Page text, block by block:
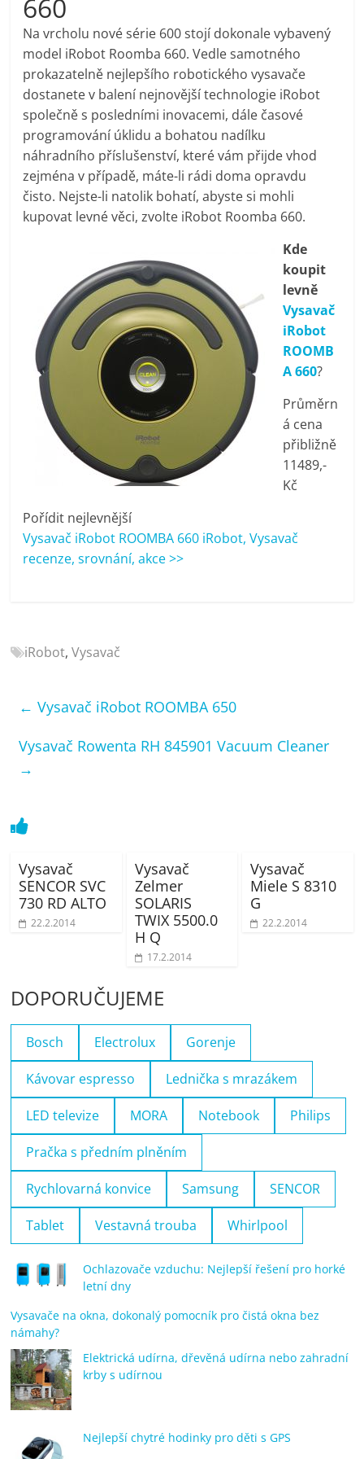
pračky,
televize,
notebooky,
mobilní
telefony,
kávovary,
bazény
Nejlepší
elektronika
porovnání
Elektro
recenze,
mobilní
telefony,
kávovary,
660
Na vrcholu nové série 600 stojí dokonale vybavený
model iRobot Roomba 660. Vedle samotného
prokazatelně nejlepšího robotického vysavače
dostanete v balení nejnovější technologie iRobot
společně s posledními inovacemi, dále časové
programování úklidu a bohatou nadílku
náhradního příslušenství, které vám přijde vhod
zejména v případě, máte-li rádi doma opravdu
čisto. Nejste-li natolik bohatí, abyste si mohli
kupovat levné věci, zvolte iRobot Roomba 660.
Kde
koupit
levně
Vysavač
iRobot
ROOMB
A 660?
Průměrn
á cena
přibližně
11489,-
Kč
Pořídit nejlevnější
Vysavač iRobot ROOMBA 660 iRobot, Vysavač
recenze, srovnání, akce >>
iRobot,Vysavač
← Vysavač iRobot ROOMBA 650
Vysavač Rowenta RH 845901 Vacuum Cleaner
→
Vysavač
SENCOR SVC
730 RD ALTO
22.2.2014
Vysavač
Zelmer
SOLARIS
TWIX 5500.0
H Q
17.2.2014
Vysavač
Miele S 8310
G
22.2.2014
DOPORUČUJEME
Bosch Electrolux Gorenje
Kávovar espresso Lednička s mrazákem
LED televize MORA Notebook Philips
Pračka s předním plněním
Rychlovarná konvice Samsung SENCOR
Tablet Vestavná trouba Whirlpool
Ochlazovače vzduchu: Nejlepší řešení pro horké
letní dny
Vysavače na okna, dokonalý pomocník pro čistá okna bez
námahy?
Elektrická udírna, dřevěná udírna nebo zahradní
krby s udírnou
Nejlepší chytré hodinky pro děti s GPS